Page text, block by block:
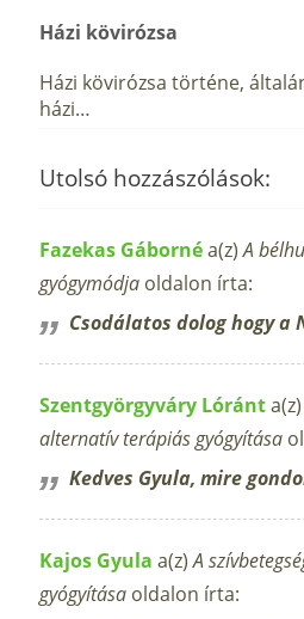
Házi kövirózsa
Házi kövirózsa történe,
házi…
Utolsó hozzászólások:
Fazekas Gábornéa(z)A
gyógymódja oldalon írta:
Csodálatos dolog hogy a
Szentgyörgyváry Lóránt
alternatív terápiás gyógyítása
Kedves Gyula, mire
Kajos Gyula a(z)A
gyógyítása oldalon írta: